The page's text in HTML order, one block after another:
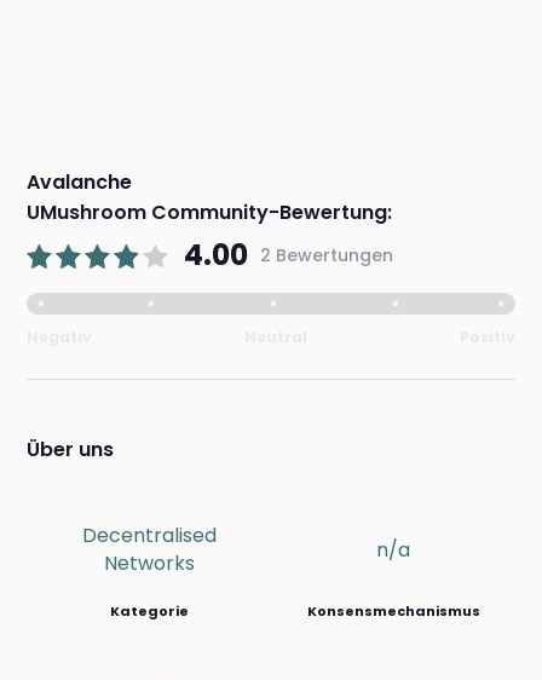
Avalanche
UMushroom Community-Bewertung:
4.00 2 Bewertungen
Über uns
Decentralised
Networks
Kategorie
n/a
Konsensmechanismus